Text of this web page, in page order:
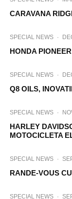
CARAVANA
SPECIAL NEWS ·
HONDA
SPECIAL NEWS ·
Q8 OILS,
SPECIAL NEWS ·
HARLEY
MOTOCICLETA
SPECIAL NEWS ·
RANDE-VOUS
SPECIAL NEWS ·